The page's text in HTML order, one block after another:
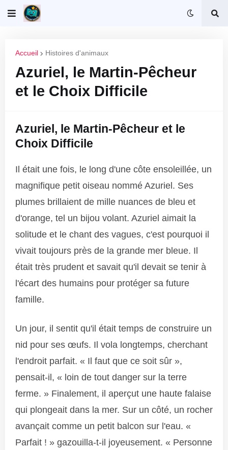
Accueil Histoires d'animaux
Azuriel, le Martin-Pêcheur
et le Choix Difficile
Azuriel, le Martin-Pêcheur et le
Choix Difficile
Il était une fois, le long d'une côte ensoleillée, un
magnifique petit oiseau nommé Azuriel. Ses
plumes brillaient de mille nuances de bleu et
d'orange, tel un bijou volant. Azuriel aimait la
solitude et le chant des vagues, c'est pourquoi il
vivait toujours près de la grande mer bleue. Il
était très prudent et savait qu'il devait se tenir à
l'écart des humains pour protéger sa future
famille.
Un jour, il sentit qu'il était temps de construire un
nid pour ses œufs. Il vola longtemps, cherchant
l'endroit parfait. « Il faut que ce soit sûr »,
pensait-il, « loin de tout danger sur la terre
ferme. » Finalement, il aperçut une haute falaise
qui plongeait dans la mer. Sur un côté, un rocher
avançait comme un petit balcon sur l'eau. «
Parfait ! » gazouilla-t-il joyeusement. « Personne